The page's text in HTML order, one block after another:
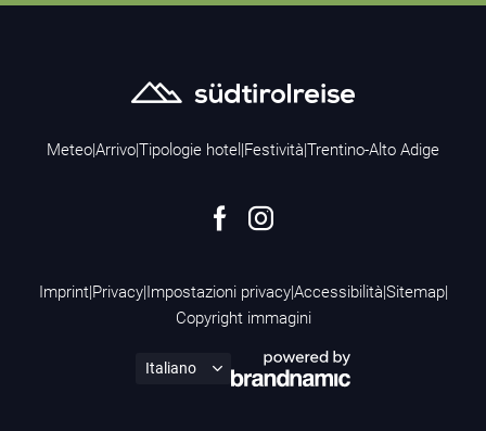
Meteo|Arrivo|Tipologie hotel |Festività|Trentino-Alto Adige
Imprint|Privacy|Impostazioni privacy|Accessibilità|Sitemap|
Copyright immagini